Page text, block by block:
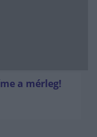
a mérleg!